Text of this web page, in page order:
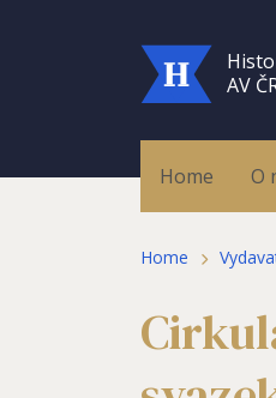
AV
Home O
Home